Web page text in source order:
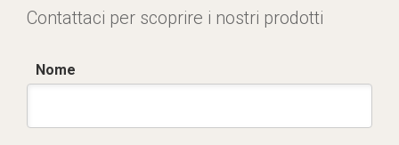
Contattaci per scoprire i nostri prodotti
Nome